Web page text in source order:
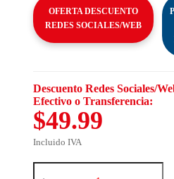
OFERTA DESCUENTO
REDES SOCIALES/WEB
Descuento Redes Sociales/
Efectivo o Transferencia:
$49.99
Incluido IVA